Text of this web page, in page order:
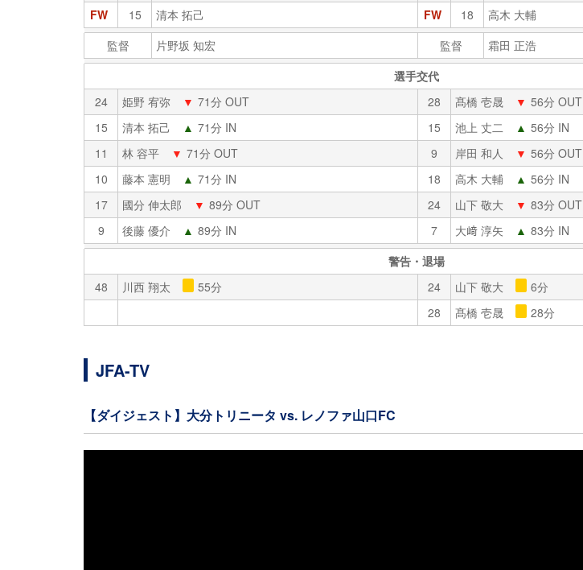
FW
15 清本 拓己 FW 18
高木 大輔
監督
片野坂 知宏 監督
霜田 正浩
選手交代
24
姫野 宥弥 ▼ 71分 OUT 28 髙橋 壱晟 ▼ 56分 OUT
15
清本 拓己 ▲ 71分 IN 15 池上 丈二 ▲ 56分 IN
11
林 容平 ▼ 71分 OUT 9 岸田 和人 ▼ 56分 OUT
10
藤本 憲明 ▲ 71分 IN 18 高木 大輔 ▲ 56分 IN
17
國分 伸太郎 ▼ 89分 OUT 24 山下 敬大 ▼ 83分 OUT
9
後藤 優介 ▲ 89分 IN 7 大﨑 淳矢 ▲ 83分 IN
警告・退場
48
川西 翔太 55分 24 山下 敬大
6分
28
髙橋 壱晟 28分
JFA-TV
【ダイジェスト】大分トリニータ vs. レノファ山口FC